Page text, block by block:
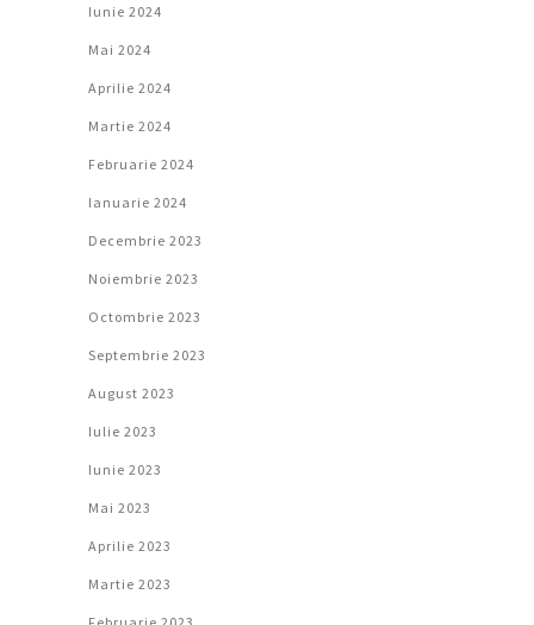
Iunie 2024
Mai 2024
Aprilie 2024
Martie 2024
Februarie 2024
Ianuarie 2024
Decembrie 2023
Noiembrie 2023
Octombrie 2023
Septembrie 2023
August 2023
Iulie 2023
Iunie 2023
Mai 2023
Aprilie 2023
Martie 2023